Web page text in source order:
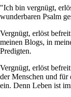
"Ich bin vergnügt,
wunderbaren Psalm
Vergnügt, erlöst
meinen Blogs, in
Predigten.
Vergnügt, erlöst
der Menschen und für
ein. Denn Leben ist